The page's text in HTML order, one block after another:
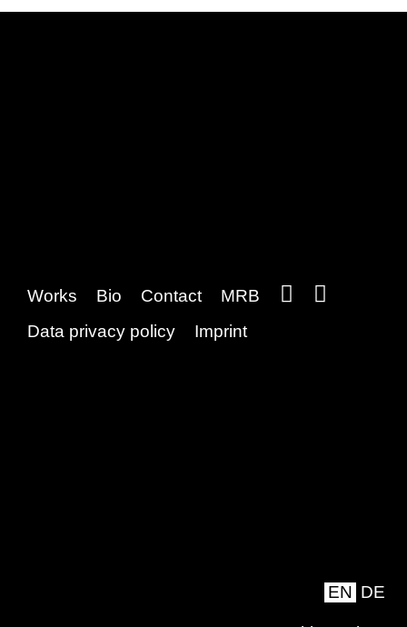
Works Bio Contact
MRB
Data privacy policy
Imprint
EN DE